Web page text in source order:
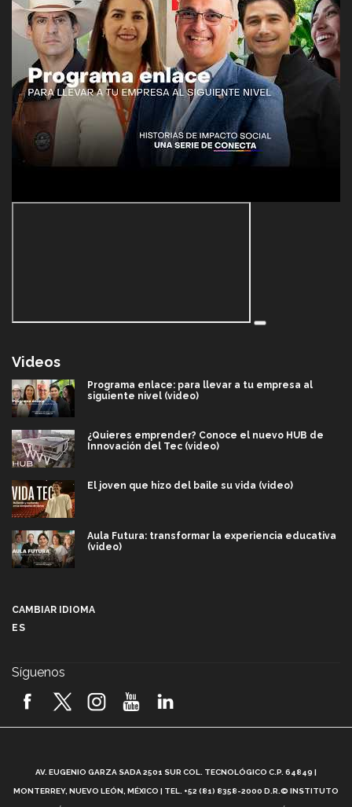
Videos
Programa enlace: para llevar a tu empresa al
siguiente nivel (video)
¿Quieres emprender? Conoce el nuevo HUB de
Innovación del Tec (video)
El joven que hizo del baile su vida (video)
Aula Futura: transformar la experiencia educativa
(video)
2026! (video)
¿Cómo es el Modelo Educativo Tec? (video)
CAMBIAR IDIOMA
ES
Síguenos
AV. EUGENIO GARZA SADA 2501 SUR COL. TECNOLÓGICO C.P. 64849 |
MONTERREY, NUEVO LEÓN, MÉXICO | TEL. +52 (81) 8358-2000 D.R.© INSTITUTO